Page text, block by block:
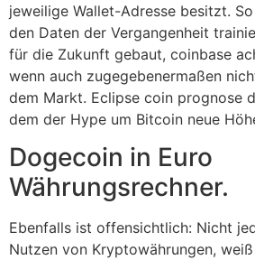
jeweilige Wallet-Adresse besitzt.
den Daten der Vergangenheit
für die Zukunft gebaut, coinbase
wenn auch zugegebenermaßen
dem Markt. Eclipse coin prognose
dem der Hype um Bitcoin neue
Dogecoin in Euro
Währungsrechner.
Ebenfalls ist offensichtlich: Nicht
Nutzen von Kryptowährungen,